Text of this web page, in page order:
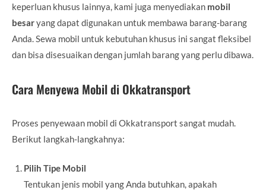
keperluan khusus lainnya, kami juga menyediakan mobil
besaryang dapat digunakan untuk membawa barang-barang
Anda. Sewa mobil untuk kebutuhan khusus ini sangat fleksibel
dan bisa disesuaikan dengan jumlah barang yang perlu dibawa.
Cara Menyewa Mobil di Okkatransport
Proses penyewaan mobil di Okkatransport sangat mudah.
Berikut langkah-langkahnya:
Pilih Tipe Mobil
Tentukan jenis mobil yang Anda butuhkan, apakah